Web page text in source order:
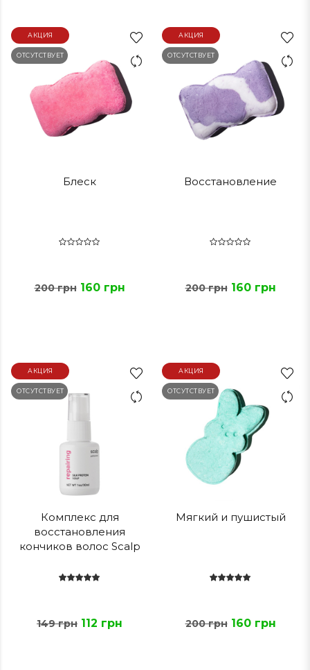
АКЦИЯ
ОТСУТСТВУЕТ
Блеск
200 грн 160 грн
АКЦИЯ
ОТСУТСТВУЕТ
Восстановление
200 грн 160 грн
АКЦИЯ
ОТСУТСТВУЕТ
Комплекс для
восстановления
кончиков волос Scalp
149 грн 112 грн
АКЦИЯ
ОТСУТСТВУЕТ
Мягкий и пушистый
200 грн 160 грн